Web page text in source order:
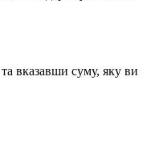
вказавши суму, яку ви